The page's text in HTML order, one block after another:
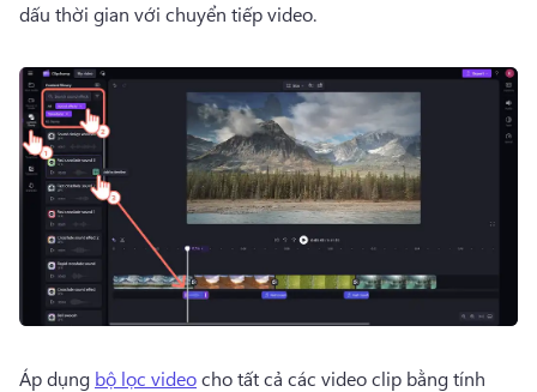
dấu thời gian với chuyển tiếp video.
Áp dụng bộ lọc video cho tất cả các video clip bằng tính